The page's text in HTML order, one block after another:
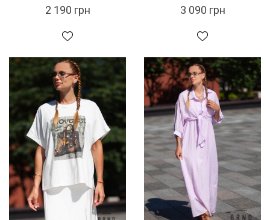
2 190 грн 3 090 грн